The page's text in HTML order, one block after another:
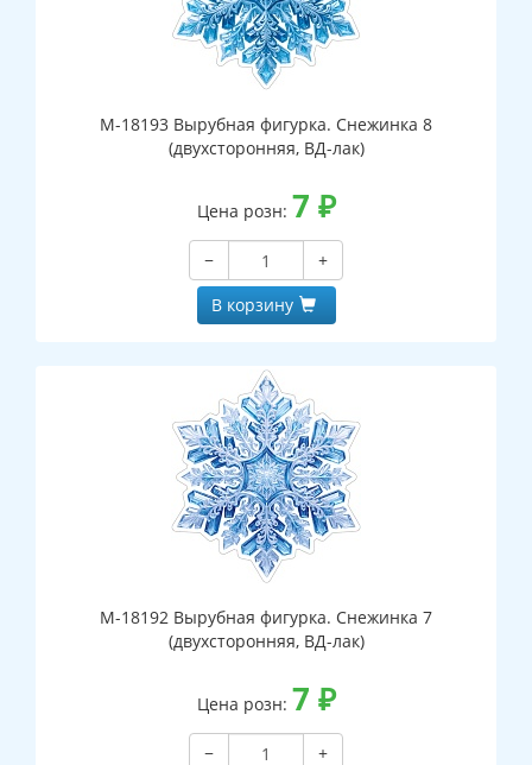
М-18193 Вырубная фигурка. Снежинка 8
(двухсторонняя, ВД-лак)
Цена розн: 7 ₽
−
+
В корзину
М-18192 Вырубная фигурка. Снежинка 7
(двухсторонняя, ВД-лак)
Цена розн: 7 ₽
−
+